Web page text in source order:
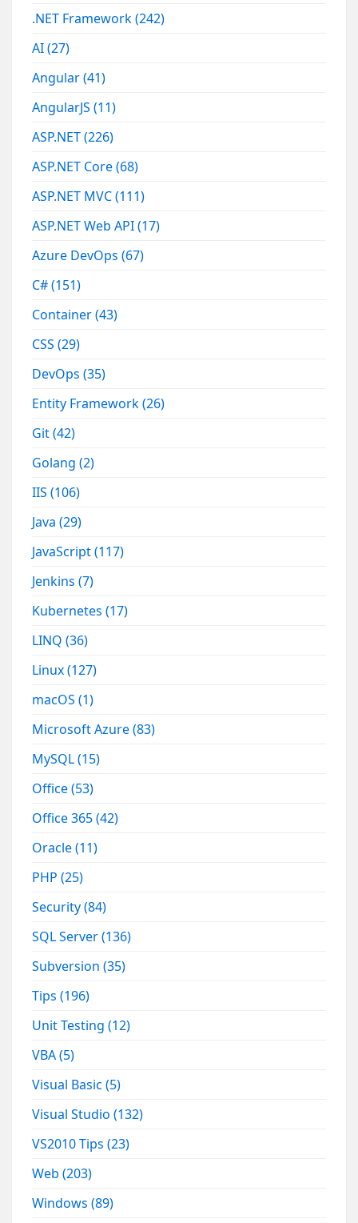
.NET Framework(242)
AI(27)
Angular(41)
AngularJS(11)
ASP.NET(226)
ASP.NET Core(68)
ASP.NET MVC(111)
ASP.NET Web API(17)
Azure DevOps(67)
C#(151)
Container(43)
CSS(29)
DevOps(35)
Entity Framework(26)
Git(42)
Golang(2)
IIS(106)
Java(29)
JavaScript(117)
Jenkins(7)
Kubernetes(17)
LINQ(36)
Linux(127)
macOS(1)
Microsoft Azure(83)
MySQL(15)
Office(53)
Office 365(42)
Oracle(11)
PHP(25)
Security(84)
SQL Server(136)
Subversion(35)
Tips(196)
Unit Testing(12)
VBA(5)
Visual Basic(5)
Visual Studio(132)
VS2010 Tips(23)
Web(203)
Windows(89)